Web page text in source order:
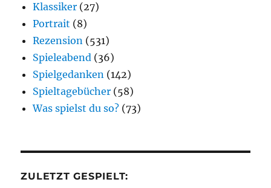
Klassiker (27)
Portrait (8)
Rezension (531)
Spieleabend (36)
Spielgedanken (142)
Spieltagebücher (58)
Was spielst du so? (73)
ZULETZT GESPIELT: